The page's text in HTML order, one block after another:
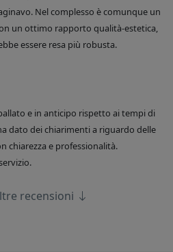
Nel complesso è comunque un
un ottimo rapporto qualità-estetica,
essere resa più robusta.
e in anticipo rispetto ai tempi di
dato dei chiarimenti a riguardo delle
chiarezza e professionalità.
recensioni